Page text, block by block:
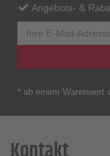
Angebots- &
* ab einem Warenwert